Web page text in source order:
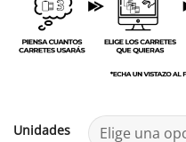
Unidades